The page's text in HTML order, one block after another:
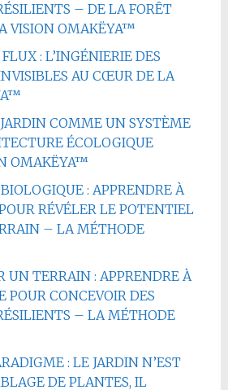
– DE LA FORÊT
VISION OMAKËYA™
: L’INGÉNIERIE DES
AU CŒUR DE LA
COMME UN SYSTÈME
ÉCOLOGIQUE
OMAKËYA™
: APPRENDRE À
RÉVÉLER LE POTENTIEL
– LA MÉTHODE
UN TERRAIN : APPRENDRE À
POUR CONCEVOIR DES
– LA MÉTHODE
: LE JARDIN N’EST
DE PLANTES, IL